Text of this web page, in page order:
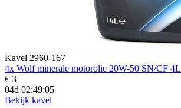
Kavel 2960-167
4x Wolf minerale motorolie 20W-50 SN/CF 4L
€ 3
04d 02:49:03
Bekijk kavel